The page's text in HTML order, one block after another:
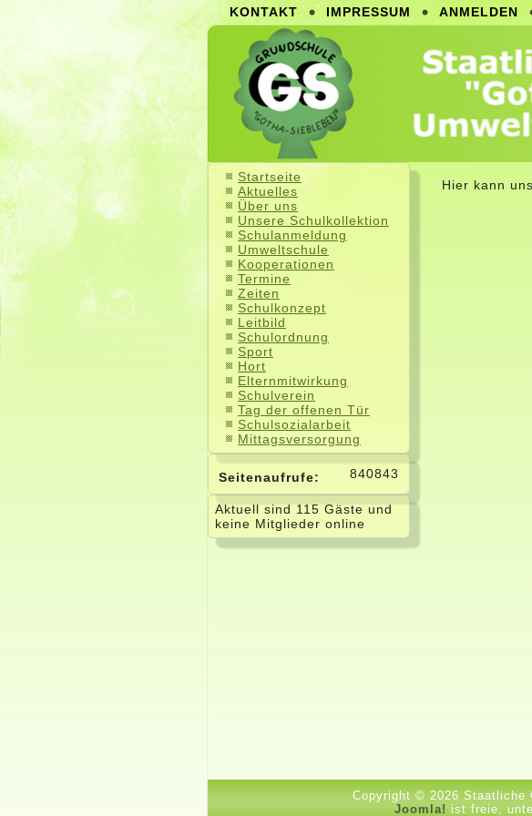
KONTAKT IMPRESSUM ANMELDEN
Startseite
Aktuelles
Über uns
Unsere Schulkollektion
Schulanmeldung
Umweltschule
Kooperationen
Termine
Zeiten
Schulkonzept
Leitbild
Schulordnung
Sport
Hort
Elternmitwirkung
Schulverein
Tag der offenen Tür
Schulsozialarbeit
Mittagsversorgung
Seitenaufrufe: 840843
Aktuell sind 115 Gäste und
keine Mitglieder online
Hier kann
Copyright © 2026 Staatliche
Joomla! ist freie,